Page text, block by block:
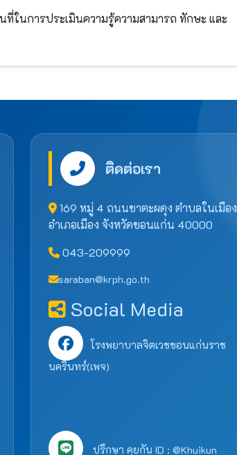
ในการประเมินความรู้ความสามารถ ทักษะ และ
ติดต่อเรา
169 หมู่ 4 ถนนชาตะผดุง ตำบลในเมือง
อำเภอเมือง จังหวัดขอนแก่น 40000
043-209999
saraban@krph.go.th
Social Media
โรงพยาบาลจิตเวชขอนแก่นราช
นครินทร์(เพจ)
ปรึกษา คุยกัน ID : @Khuikun